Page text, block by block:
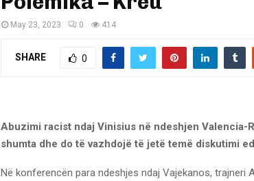
May 23, 2023 0 414
SHARE 0
Abuzimi racist ndaj Vinisius në ndeshjen Valencia-
shumta dhe do të vazhdojë të jetë temë diskutimi
Në konferencën para ndeshjes ndaj Vajekanos, trajneri